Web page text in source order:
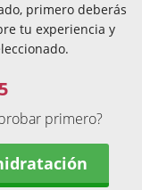
primero deberás
tu experiencia y
primero?